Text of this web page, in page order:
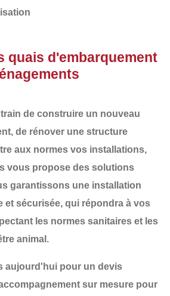
quais d'embarquement
de construire un nouveau
, de rénover une structure
aux normes vos installations,
vous propose des solutions
garantissons une installation
et sécurisée, qui répondra à vos
les normes sanitaires et les
animal.
aujourd'hui pour un devis
sur mesure pour